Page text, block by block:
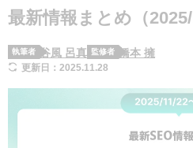
最新情報まとめ（2025/
執筆者 谷風 呂真 監修者 橋本 擁
更新日：2025.11.28